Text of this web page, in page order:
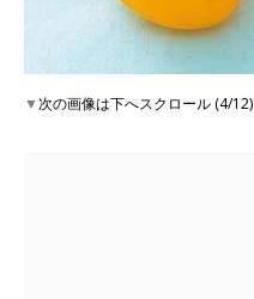
▼次の画像は下へスクロール (4/12)